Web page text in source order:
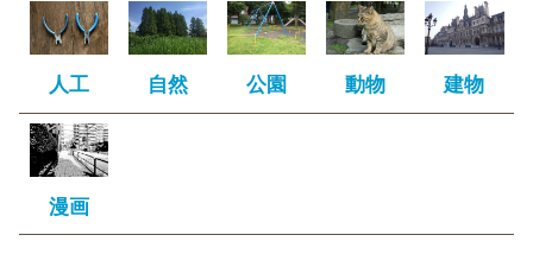
人工 自然 公園 動物 建物
漫画